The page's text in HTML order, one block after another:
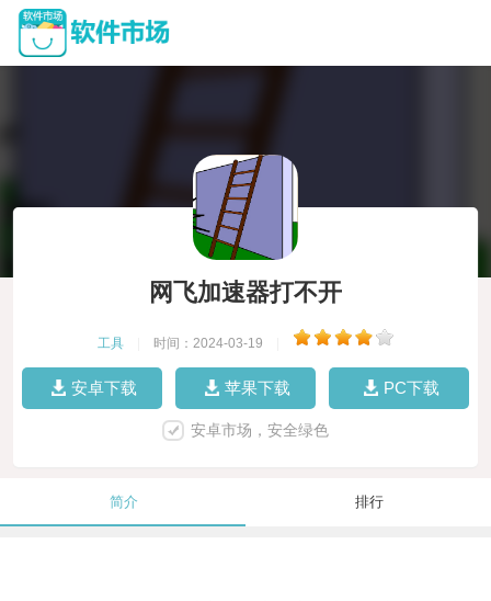
网飞加速器打不开
工具 时间：2024-03-19
安卓下载 苹果下载 PC下载
安卓市场，安全绿色
简介 排行